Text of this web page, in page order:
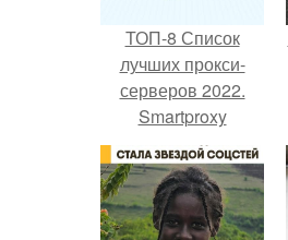
ТОП-8 Список
лучших прокси-
серверов 2022.
Smartproxy